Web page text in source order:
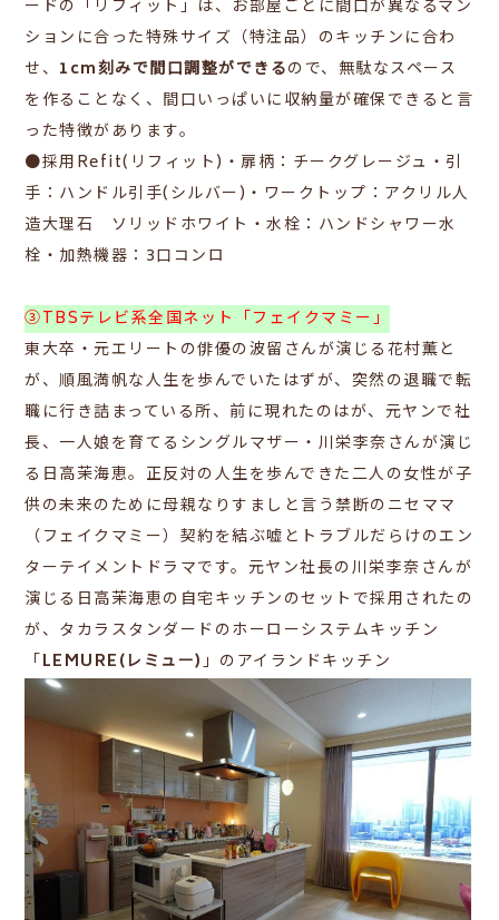
ードの「リフィット」は、お部屋ごとに間口が異なるマン
ションに合った特殊サイズ（特注品）のキッチンに合わ
せ、 1cm刻みで間口調整ができるので、無駄なスペース
を作ることなく、間口いっぱいに収納量が確保できると言
った特徴があります。
●採用Refit(リフィット)・扉柄：チークグレージュ・ 引
手：ハンドル引手(シルバー)・ ワークトップ：アクリル人
造大理石 ソリッドホワイト・水栓：ハンドシャワー水
栓・ 加熱機器：3口コンロ
③TBSテレビ系全国ネット「フェイクマミー」
東大卒・元エリートの俳優の波留さんが演じる花村薫と
が、順風満帆な人生を歩んでいたはずが、突然の退職で転
職に行き詰まっている所、 前に現れたのはが、元ヤンで社
長、 一人娘を育てるシングルマザー・川栄李奈さんが演じ
る日高茉海恵。正反対の人生を歩んできた二人の女性が子
供の未来のために母親なりすましと言う禁断のニセママ
（フェイクマミー）契約を結ぶ嘘とトラブルだらけのエン
ターテイメントドラマです。元ヤン社長の川栄李奈さんが
演じる日高茉海恵の自宅キッチンのセットで採用されたの
が、タカラスタンダードのホーローシステムキッチン
「LEMURE(レミュー)」のアイランドキッチン